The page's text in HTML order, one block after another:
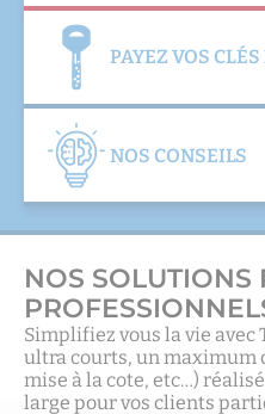
PAYEZ VOS
NOS CONSEILS
NOS SOLUTIONS
Simplifiez vous la vie avec
ultra courts, un maximum
mise à la cote, etc…)
large pour vos clients